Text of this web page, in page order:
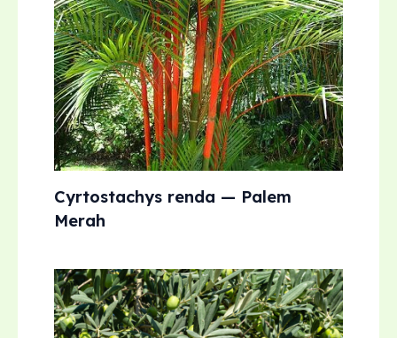
Cyrtostachys renda — Palem
Merah